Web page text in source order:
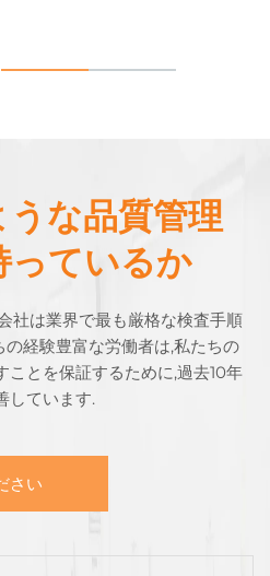
な品質管理
っているか
社は業界で最も厳格な検査手順
の経験豊富な労働者は,私たちの
ことを保証するために,過去10年
しています.
さい